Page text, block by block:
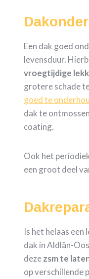
Een dak goed
levensduur.
vroegtijdige
grotere schade
goed te
dak te
coating.
Ook het
een groot deel
Is het helaas
dak in Aldlân-
dezezsm te
op verschillende